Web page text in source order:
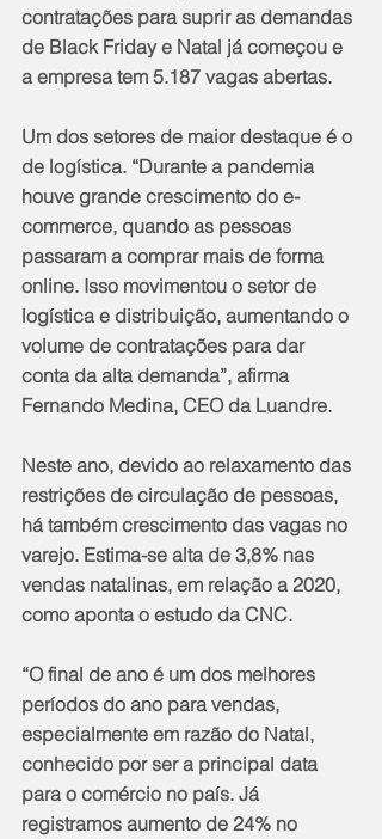
contratações para suprir as demandas
de Black Friday e Natal já começou e
a empresa tem 5.187 vagas abertas.
Um dos setores de maior destaque é o
de logística. “Durante a pandemia
houve grande crescimento do e-
commerce, quando as pessoas
passaram a comprar mais de forma
online. Isso movimentou o setor de
logística e distribuição, aumentando o
volume de contratações para dar
conta da alta demanda”, afirma
Fernando Medina, CEO da Luandre.
Neste ano, devido ao relaxamento das
restrições de circulação de pessoas,
há também crescimento das vagas no
varejo. Estima-se alta de 3,8% nas
vendas natalinas, em relação a 2020,
como aponta o estudo da CNC.
“O final de ano é um dos melhores
períodos do ano para vendas,
especialmente em razão do Natal,
conhecido por ser a principal data
para o comércio no país. Já
registramos aumento de 24% no